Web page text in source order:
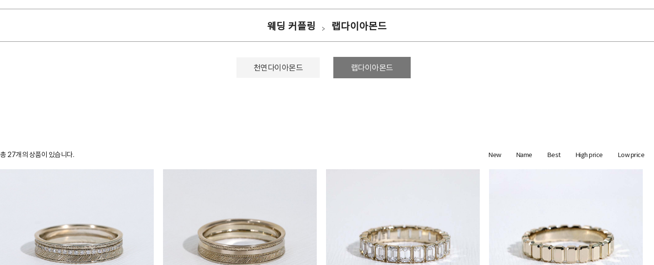
웨딩 커플링 > 랩다이아몬드
천연다이아몬드 랩다이아몬드
총 27개의 상품이 있습니다. New Name Best High price Low price